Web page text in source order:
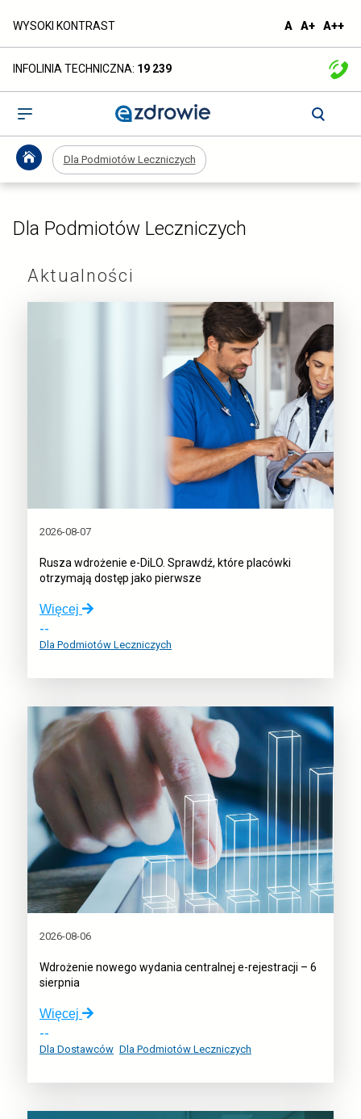
Dla
Podmiotów
Leczniczych
ezdrowie.gov.pl
WYSOKI KONTRAST A domyślna
A+większa
A++
INFOLINIA TECHNICZNA: 19 239
Otwórz
Dla Podmiotów Leczniczych
Dla Podmiotów Leczniczych
Aktualności
Rusza wdrożenie e-DiLO. Sprawdź, które placówki
otrzymają dostęp jako pierwsze
2026-08-07
Więcej
o:
wdrożenie
DiLO.
które
placówki
otrzymają
dostęp
jako
pierwsze
--
Dla Podmiotów Leczniczych
Wdrożenie nowego wydania centralnej e-rejestracji – 6
sierpnia
2026-08-06
Więcej
o:
nowego
centralnej
--
Dla Dostawców Dla Podmiotów Leczniczych